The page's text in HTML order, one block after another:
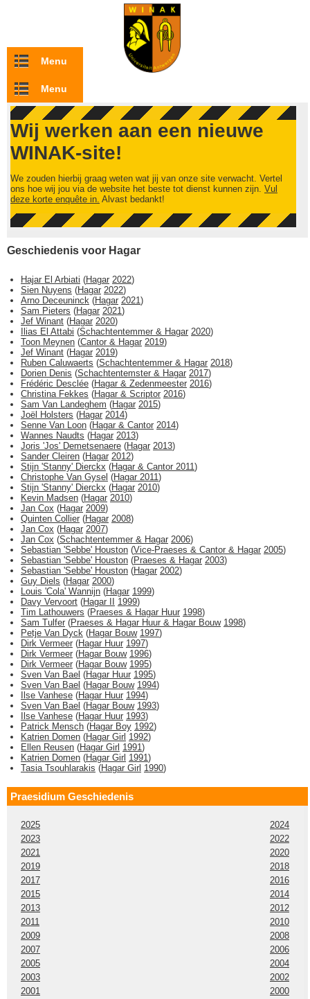
Overslaan en naar de inhoud gaan
Menu
Menu
Wij werken aan een nieuwe
WINAK-site!
We zouden hierbij graag weten wat jij van onze site verwacht. Vertel
ons hoe wij jou via de website het beste tot dienst kunnen zijn. Vul
deze korte enquête in. Alvast bedankt!
Geschiedenis voor Hagar
Hajar El Arbiati (Hagar 2022)
Sien Nuyens (Hagar 2022)
Arno Deceuninck (Hagar 2021)
Sam Pieters (Hagar 2021)
Jef Winant (Hagar 2020)
Ilias El Attabi (Schachtentemmer & Hagar 2020)
Toon Meynen (Cantor & Hagar 2019)
Jef Winant (Hagar 2019)
Ruben Caluwaerts (Schachtentemmer & Hagar 2018)
Dorien Denis (Schachtentemster & Hagar 2017)
Frédéric Desclée (Hagar & Zedenmeester 2016)
Christina Fekkes (Hagar & Scriptor 2016)
Sam Van Landeghem (Hagar 2015)
Joël Holsters (Hagar 2014)
Senne Van Loon (Hagar & Cantor 2014)
Wannes Naudts (Hagar 2013)
Joris 'Jos' Demetsenaere (Hagar 2013)
Sander Cleiren (Hagar 2012)
Stijn 'Stanny' Dierckx (Hagar & Cantor 2011)
Christophe Van Gysel (Hagar 2011)
Stijn 'Stanny' Dierckx (Hagar 2010)
Kevin Madsen (Hagar 2010)
Jan Cox (Hagar 2009)
Quinten Collier (Hagar 2008)
Jan Cox (Hagar 2007)
Jan Cox (Schachtentemmer & Hagar 2006)
Sebastian 'Sebbe' Houston (Vice-Praeses & Cantor & Hagar 2005)
Sebastian 'Sebbe' Houston (Praeses & Hagar 2003)
Sebastian 'Sebbe' Houston (Hagar 2002)
Guy Diels (Hagar 2000)
Louis 'Cola' Wannijn (Hagar 1999)
Davy Vervoort (Hagar II 1999)
Tim Lathouwers (Praeses & Hagar Huur 1998)
Sam Tulfer (Praeses & Hagar Huur & Hagar Bouw 1998)
Petje Van Dyck (Hagar Bouw 1997)
Dirk Vermeer (Hagar Huur 1997)
Dirk Vermeer (Hagar Bouw 1996)
Dirk Vermeer (Hagar Bouw 1995)
Sven Van Bael (Hagar Huur 1995)
Sven Van Bael (Hagar Bouw 1994)
Ilse Vanhese (Hagar Huur 1994)
Sven Van Bael (Hagar Bouw 1993)
Ilse Vanhese (Hagar Huur 1993)
Patrick Mensch (Hagar Boy 1992)
Katrien Domen (Hagar Girl 1992)
Ellen Reusen (Hagar Girl 1991)
Katrien Domen (Hagar Girl 1991)
Tasia Tsouhlarakis (Hagar Girl 1990)
Praesidium Geschiedenis
2025
2024
2023
2022
2021
2020
2019
2018
2017
2016
2015
2014
2013
2012
2011
2010
2009
2008
2007
2006
2005
2004
2003
2002
2001
2000